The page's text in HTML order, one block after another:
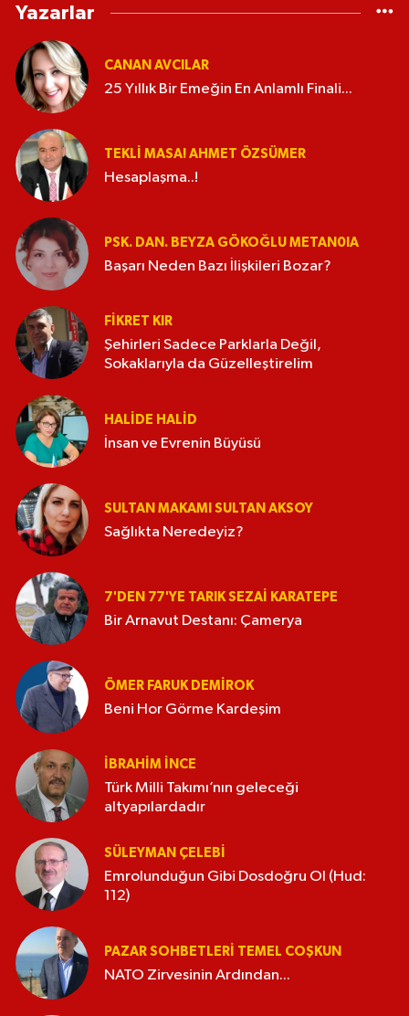
Yazarlar
CANAN AVCILAR
25 Yıllık Bir Emeğin En Anlamlı Finali...
TEKLI MASA! AHMET ÖZSÜMER
Hesaplaşma..!
PSK. DAN. BEYZA GÖKOĞLU METAN0IA
Başarı Neden Bazı İlişkileri Bozar?
FIKRET KIR
Şehirleri Sadece Parklarla Değil,
Sokaklarıyla da Güzelleştirelim
HALIDE HALID
İnsan ve Evrenin Büyüsü
SULTAN MAKAMI SULTAN AKSOY
Sağlıkta Neredeyiz?
7'DEN 77'YE TARIK SEZAI KARATEPE
Bir Arnavut Destanı: Çamerya
ÖMER FARUK DEMIROK
Beni Hor Görme Kardeşim
İBRAHIM İNCE
Türk Milli Takımı’nın geleceği
altyapılardadır
SÜLEYMAN ÇELEBI
Emrolunduğun Gibi Dosdoğru Ol (Hud:
112)
PAZAR SOHBETLERI TEMEL COŞKUN
NATO Zirvesinin Ardından...